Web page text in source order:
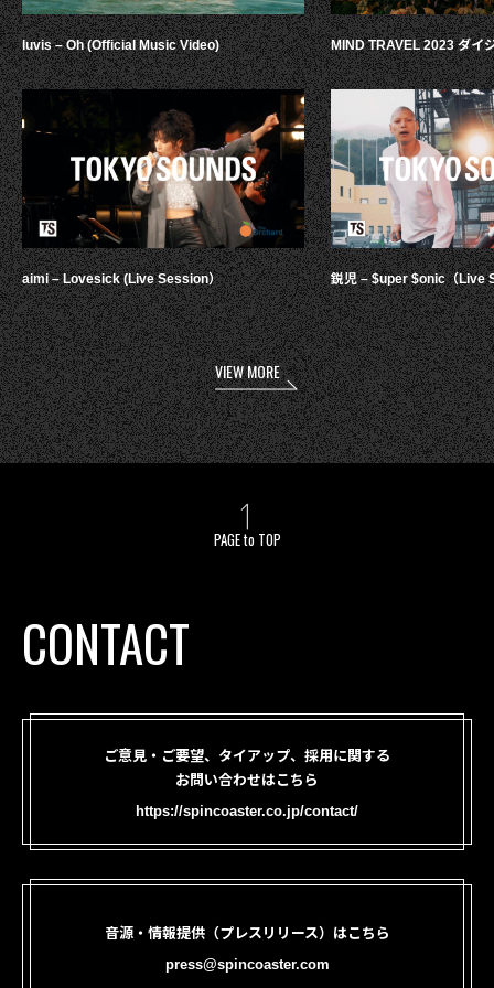
luvis – Oh (Official Music Video)
aimi – Lovesick (Live Session）
MIND TRAVEL 2023 ダイ
鋭児 – $uper $onic（Live
VIEW MORE
PAGE to TOP
CONTACT
ご意見・ご要望、タイアップ、採用に関する
お問い合わせはこちら
https://spincoaster.co.jp/contact/
音源・情報提供（プレスリリース）はこちら
press@spincoaster.com